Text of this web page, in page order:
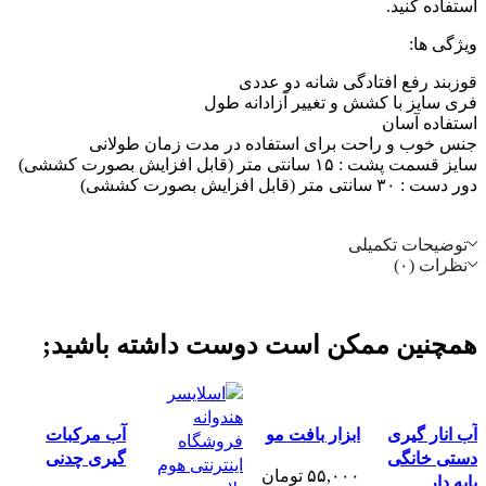
استفاده کنید.
ویژگی ها:
قوزبند رفع افتادگی شانه دو عددى
فری سایز با کشش و تغییر آزادانه طول
استفاده آسان
جنس خوب و راحت برای استفاده در مدت زمان طولانی
سایز قسمت پشت : ۱۵ سانتی متر (قابل افزایش بصورت کششی)
دور دست : ۳۰ سانتی متر (قابل افزایش بصورت کششی)
توضیحات تکمیلی
نظرات (۰)
همچنین ممکن است دوست داشته باشید;
نمایش سریع
آب انار گیری
دستی خانگی
پایه دار
نمایش سریع
ابزار بافت مو
۵۵,۰۰۰ تومان
نمایش سریع
آب مرکبات
گیری چدنی